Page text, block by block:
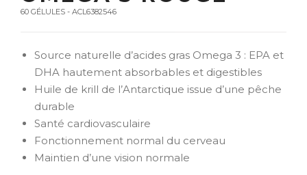
60 GÉLULES - ACL6382546
Source naturelle d’acides gras Omega 3 : EPA et
DHA hautement absorbables et digestibles
Huile de krill de l’Antarctique issue d’une pêche
durable
Santé cardiovasculaire
Fonctionnement normal du cerveau
Maintien d’une vision normale